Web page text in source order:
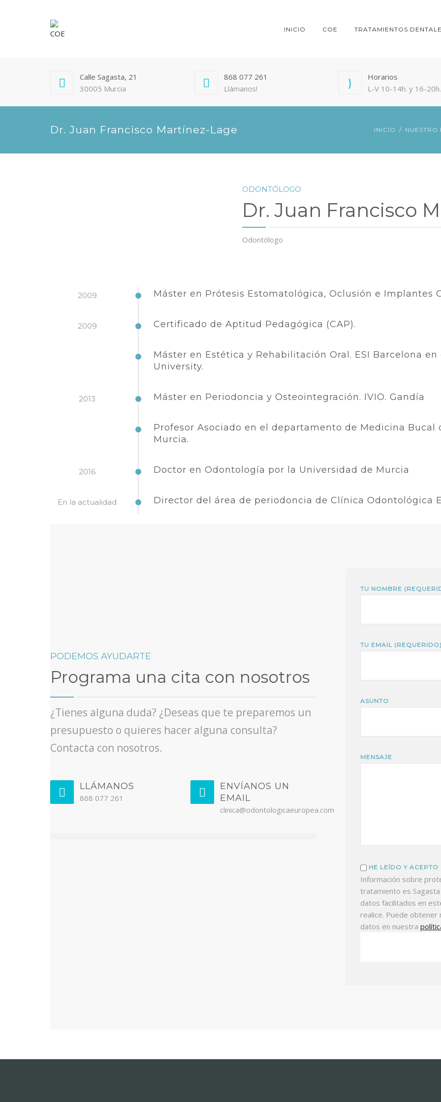
INICIO COE TRATAMIENTOS
Calle Sagasta, 21
30005 Murcia
868 077 261
Llámanos!
Horarios
L-V 10-14h. y 16-20h.
Dr. Juan Francisco Martínez-Lage INICIO NUESTRO
ODONTÓLOGO
Dr. Juan Francisco
Odontólogo
2009 Máster en Prótesis Estomatológica, Oclusión e Implantes
2009 Certificado de Aptitud Pedagógica (CAP).
Máster en Estética y Rehabilitación Oral. ESI Barcelona
University.
2013 Máster en Periodoncia y Osteointegración. IVIO. Gandía
Profesor Asociado en el departamento de Medicina
Murcia.
2016 Doctor en Odontología por la Universidad de Murcia
En la actualidad Director del área de periodoncia de Clínica Odontológica
PODEMOS AYUDARTE
Programa una cita con nosotros
¿Tienes alguna duda? ¿Deseas que te preparemos un
presupuesto o quieres hacer alguna consulta?
Contacta con nosotros.
LLÁMANOS
868 077 261
ENVÍANOS UN
EMAIL
clinica@odontologicaeuropea.com
TU NOMBRE
TU EMAIL (REQUERIDO)
ASUNTO
MENSAJE
HE LEÍDO Y ACEPTO
Información sobre
tratamiento es
datos facilitados en
realice. Puede
datos en nuestra